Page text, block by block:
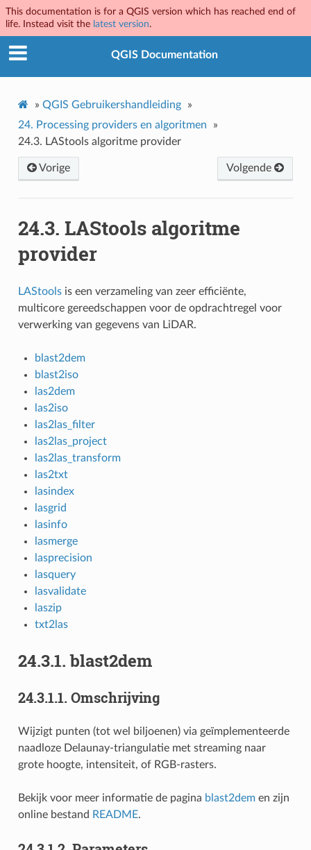
This documentation is for a QGIS version which has reached end of
life. Instead visit the latest version.
QGIS Documentation
» QGIS Gebruikershandleiding
»
24. Processing providers en algoritmen
»
24.3. LAStools algoritme provider
Vorige Volgende
24.3. LAStools algoritme
provider
LAStoolsis een verzameling van zeer efficiënte,
multicore gereedschappen voor de opdrachtregel voor
verwerking van gegevens van LiDAR.
blast2dem
blast2iso
las2dem
las2iso
las2las_filter
las2las_project
las2las_transform
las2txt
lasindex
lasgrid
lasinfo
lasmerge
lasprecision
lasquery
lasvalidate
laszip
txt2las
24.3.1.blast2dem
24.3.1.1. Omschrijving
Wijzigt punten (tot wel biljoenen) via geïmplementeerde
naadloze Delaunay-triangulatie met streaming naar
grote hoogte, intensiteit, of RGB-rasters.
Bekijk voor meer informatie de pagina blast2demen zijn
online bestand README.